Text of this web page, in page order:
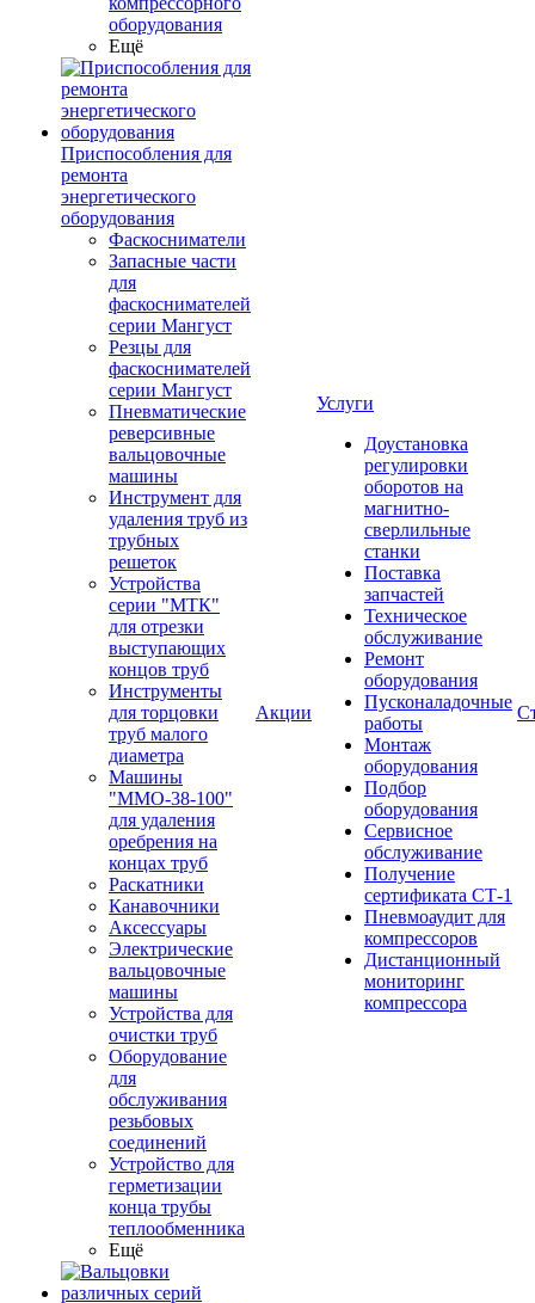
оборудования
Ещё
Приспособления для
ремонта
энергетического
оборудования
Фаскосниматели
Запасные части
для
фаскоснимателей
серии Мангуст
Резцы для
фаскоснимателей
серии Мангуст
Пневматические
реверсивные
вальцовочные
машины
Инструмент для
удаления труб из
трубных
решеток
Устройства
серии "МТК"
для отрезки
выступающих
концов труб
Инструменты
для торцовки
труб малого
диаметра
Машины
"ММО-38-100"
для удаления
оребрения на
концах труб
Раскатники
Канавочники
Аксессуары
Электрические
вальцовочные
машины
Устройства для
очистки труб
Оборудование
для
обслуживания
резьбовых
соединений
Устройство для
герметизации
конца трубы
теплообменника
Ещё
Акции
Услуги
Доустановка
регулировки
оборотов на
магнитно-
сверлильные
станки
Поставка
запчастей
Техническое
обслуживание
Ремонт
оборудования
Пусконаладочные
работы
Монтаж
оборудования
Подбор
оборудования
Сервисное
обслуживание
Получение
сертификата СТ-1
Пневмоаудит для
компрессоров
Дистанционный
мониторинг
компрессора